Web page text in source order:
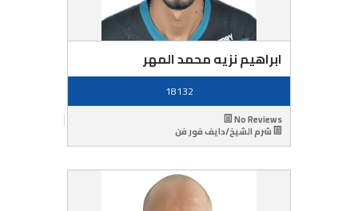
ابراهيم نزيه محمد المهر
18132
No Reviews
شرم الشيخ/دايف فور فن